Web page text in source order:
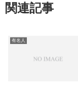
関連記事
有名人